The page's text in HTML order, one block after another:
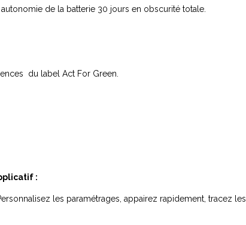
de la batterie 30 jours en obscurité totale.
du label Act For Green.
:
les paramétrages, appairez rapidement, tracez les